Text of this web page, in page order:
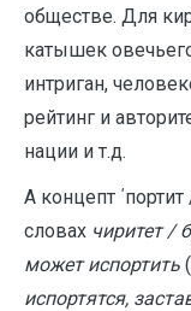
обществе. Для
катышек
интриган,
рейтинг и
нации и т.д.
А концепт
словах чиритет /
может испортить
испортятся,